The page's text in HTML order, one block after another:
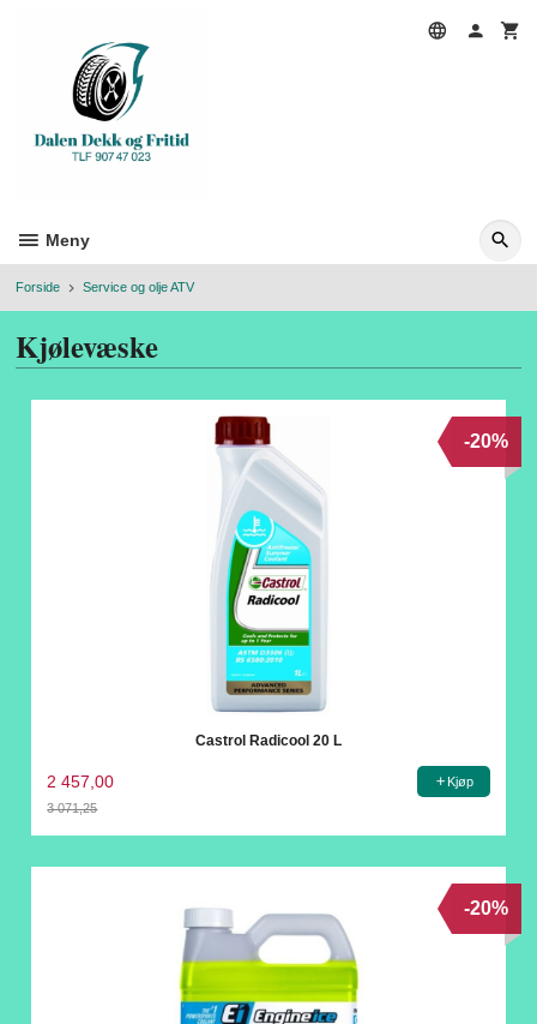
Meny
Forside Service og olje ATV
Kjølevæske
Castrol Radicool 20 L
2 457,00
3 071,25
-20%
Kjøp
-20%